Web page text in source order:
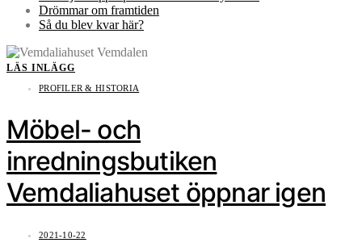
Drömmar om framtiden
Så du blev kvar här?
LÄS INLÄGG
PROFILER & HISTORIA
Möbel- och
inredningsbutiken
Vemdaliahuset öppnar igen
2021-10-22